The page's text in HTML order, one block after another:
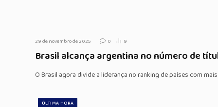
29 de novembro de 2025 0 9
Brasil alcança argentina no número de
O Brasil agora divide a liderança no ranking de países com
ÚLTIMA HORA